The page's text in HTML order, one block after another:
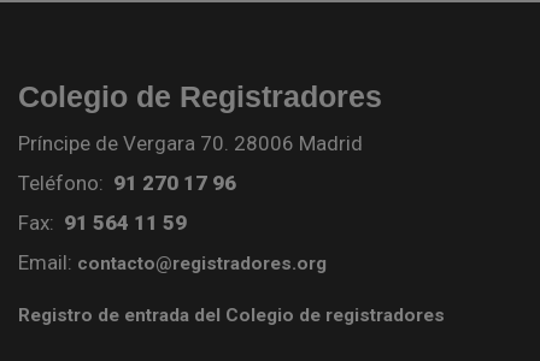
Colegio de Registradores
Príncipe de Vergara 70. 28006 Madrid
Teléfono: 91 270 17 96
Fax: 91 564 11 59
Email: contacto@registradores.org
Registro de entrada del Colegio de registradores